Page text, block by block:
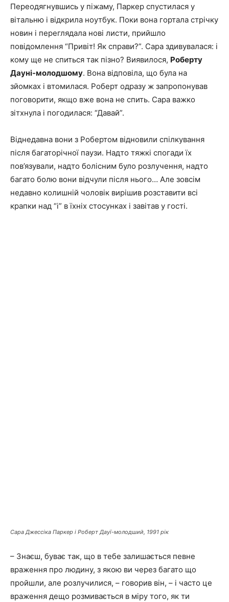
Переодягнувшись у піжаму, Паркер спустилася у
вітальню і відкрила ноутбук. Поки вона гортала стрічку
новин і переглядала нові листи, прийшло
повідомлення “Привіт! Як справи?”. Сара здивувалася: і
кому ще не спиться так пізно? Виявилося, Роберту
Дауні-молодшому. Вона відповіла, що була на
зйомках і втомилася. Роберт одразу ж запропонував
поговорити, якщо вже вона не спить. Сара важко
зітхнула і погодилася: “Давай”.
Віднедавна вони з Робертом відновили спілкування
після багаторічної паузи. Надто тяжкі спогади їх
пов’язували, надто болісним було розлучення, надто
багато болю вони відчули після нього… Але зовсім
недавно колишній чоловік вирішив розставити всі
крапки над “і” в їхніх стосунках і завітав у гості.
Сара Джессіка Паркер і Роберт Дауї-молодший, 1991 рік
– Знаєш, буває так, що в тебе залишається певне
враження про людину, з якою ви через багато що
пройшли, але розлучилися, – говорив він, – і часто це
враження дещо розмивається в міру того, як ти